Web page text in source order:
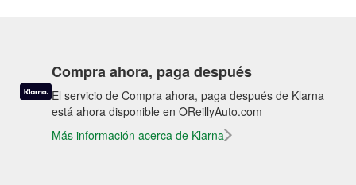
Compra ahora, paga después
El servicio de Compra ahora, paga después de Klarna
está ahora disponible en OReillyAuto.com
Más información acerca de Klarna